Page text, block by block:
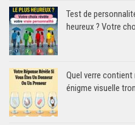
Test de
heureux ? Votre
Quel verre contient
énigme visuelle